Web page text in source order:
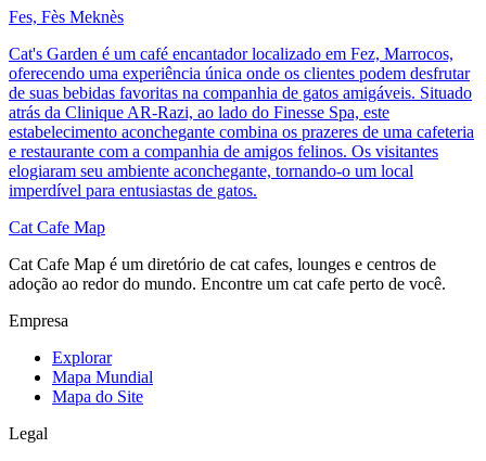
Fes, Fès Meknès
Cat's Garden é um café encantador localizado em Fez, Marrocos,
oferecendo uma experiência única onde os clientes podem desfrutar
de suas bebidas favoritas na companhia de gatos amigáveis. Situado
atrás da Clinique AR-Razi, ao lado do Finesse Spa, este
estabelecimento aconchegante combina os prazeres de uma cafeteria
e restaurante com a companhia de amigos felinos. Os visitantes
elogiaram seu ambiente aconchegante, tornando-o um local
imperdível para entusiastas de gatos.
Cat Cafe Map
Cat Cafe Map é um diretório de cat cafes, lounges e centros de
adoção ao redor do mundo. Encontre um cat cafe perto de você.
Empresa
Explorar
Mapa Mundial
Mapa do Site
Legal